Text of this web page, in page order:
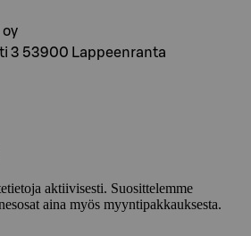
oy
3 53900 Lappeenranta
aktiivisesti. Suosittelemme
aina myös myyntipakkauksesta.